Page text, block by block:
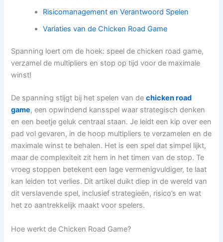
Risicomanagement en Verantwoord Spelen
Variaties van de Chicken Road Game
Spanning loert om de hoek: speel de chicken road game,
verzamel de multipliers en stop op tijd voor de maximale
winst!
De spanning stijgt bij het spelen van dechicken road
game, een opwindend kansspel waar strategisch denken
en een beetje geluk centraal staan. Je leidt een kip over een
pad vol gevaren, in de hoop multipliers te verzamelen en de
maximale winst te behalen. Het is een spel dat simpel lijkt,
maar de complexiteit zit hem in het timen van de stop. Te
vroeg stoppen betekent een lage vermenigvuldiger, te laat
kan leiden tot verlies. Dit artikel duikt diep in de wereld van
dit verslavende spel, inclusief strategieën, risico’s en wat
het zo aantrekkelijk maakt voor spelers.
Hoe werkt de Chicken Road Game?